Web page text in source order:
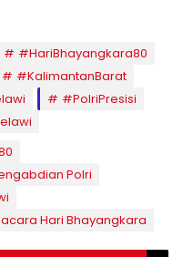
#HariBhayangkara80
#KalimantanBarat
#PolriPresisi
Polri
Hari Bhayangkara